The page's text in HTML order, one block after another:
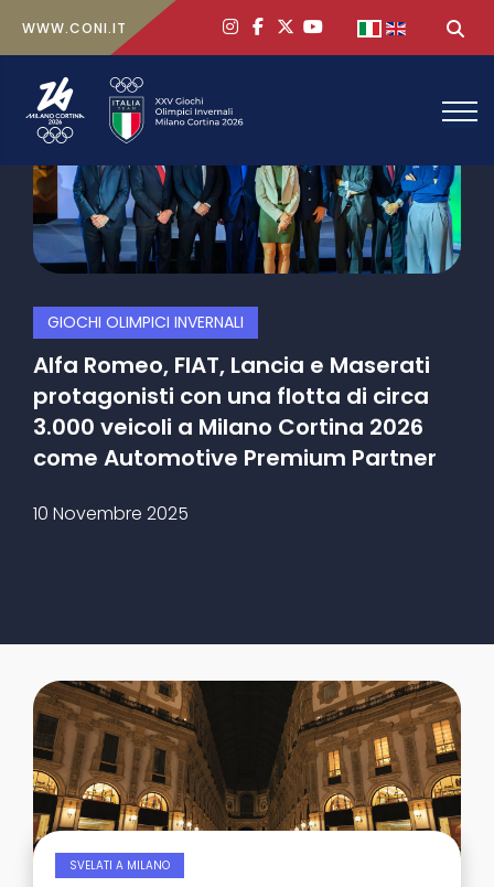
WWW.CONI.IT ig face yt Seleziona la
GIOCHI OLIMPICI INVERNALI
Alfa Romeo, FIAT, Lancia e Maserati
protagonisti con una flotta di circa
3.000 veicoli a Milano Cortina 2026
come Automotive Premium Partner
Dettagli
10 Novembre 2025
SVELATI A MILANO